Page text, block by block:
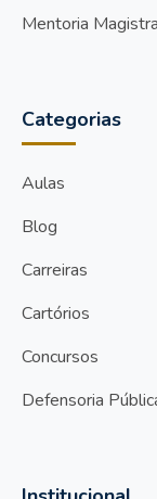
Mentoria
Categorias
Aulas
Blog
Carreiras
Cartórios
Concursos
Defensoria